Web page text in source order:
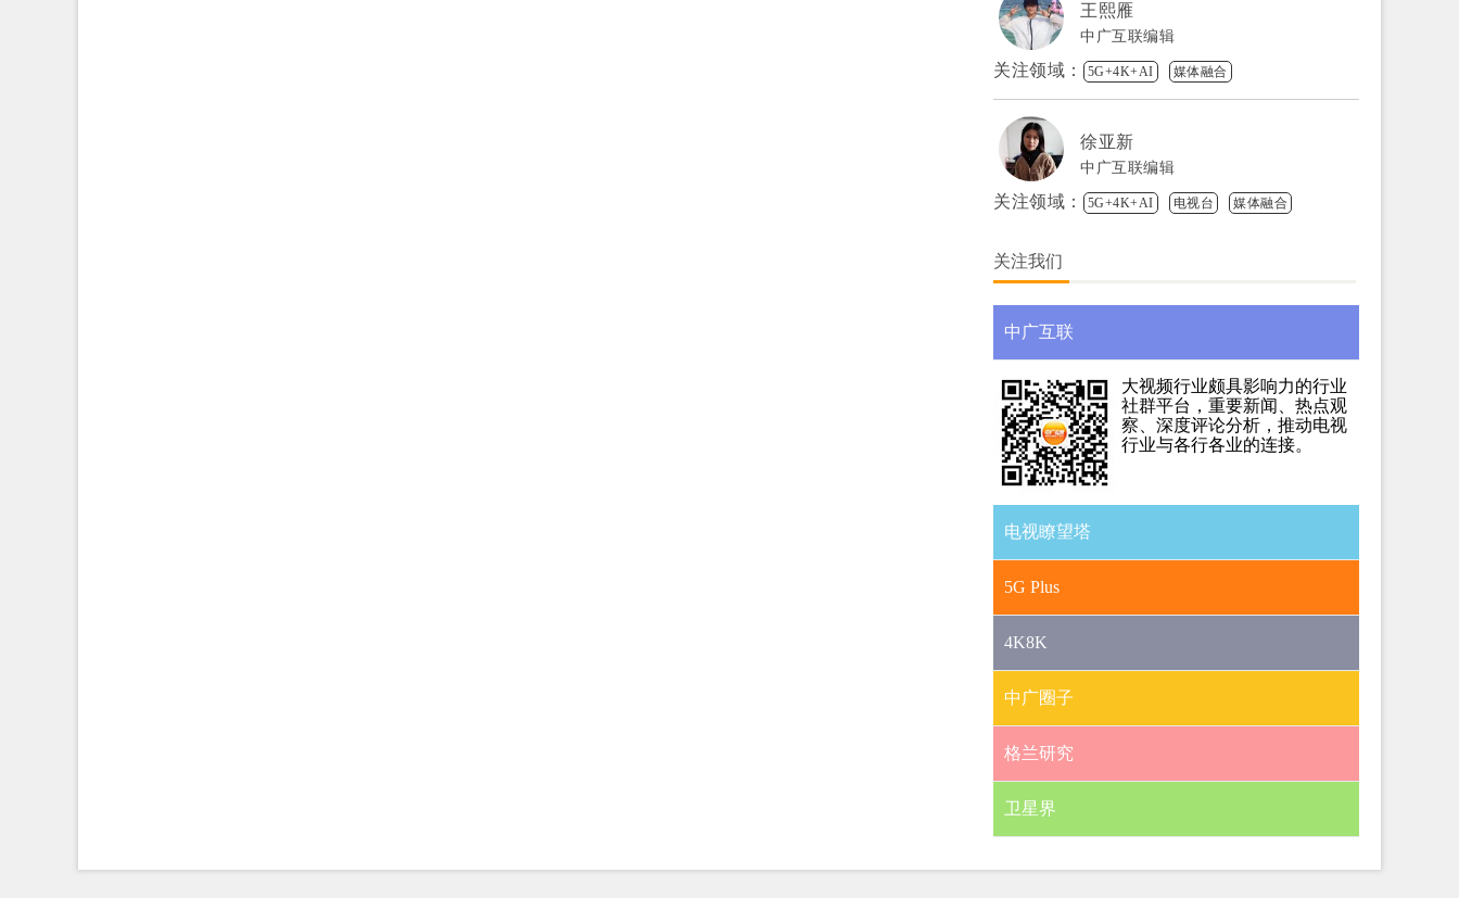
王熙雁
中广互联编辑
关注领域： 5G+4K+AI 媒体融合
徐亚新
中广互联编辑
关注领域： 5G+4K+AI 电视台 媒体融合
关注我们
中广互联
大视频行业颇具影响力的行业
社群平台，重要新闻、热点观
察、深度评论分析，推动电视
行业与各行各业的连接。
电视瞭望塔
5G Plus
4K8K
中广圈子
格兰研究
卫星界